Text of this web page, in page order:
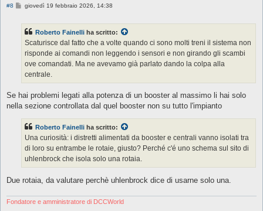
#8
M
a
g
g
o
giovedì 19 febbraio 2026, 14:38
Roberto Fainelli ha scritto:
Scaturisce dal fatto che a volte quando ci sono molti treni il sistema non
risponde ai comandi non leggendo i sensori e non girando gli scambi
ove comandati. Ma ne avevamo già parlato dando la colpa alla
centrale.
Se hai problemi legati alla potenza di un booster al massimo li hai solo
nella sezione controllata dal quel booster non su tutto l'impianto
Roberto Fainelli ha scritto:
Una curiosità: i distretti alimentati da booster e centrali vanno isolati tra
di loro su entrambe le rotaie, giusto? Perché c'é uno schema sul sito di
uhlenbrock che isola solo una rotaia.
Due rotaia, da valutare perchè uhlenbrock dice di usarne solo una.
Fondatore e amministratore di DCCWorld